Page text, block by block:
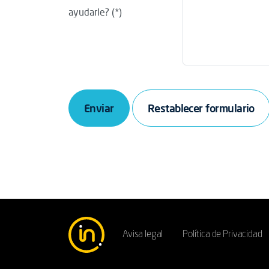
ayudarle?
Enviar
Avisa legal Política de Privacidad